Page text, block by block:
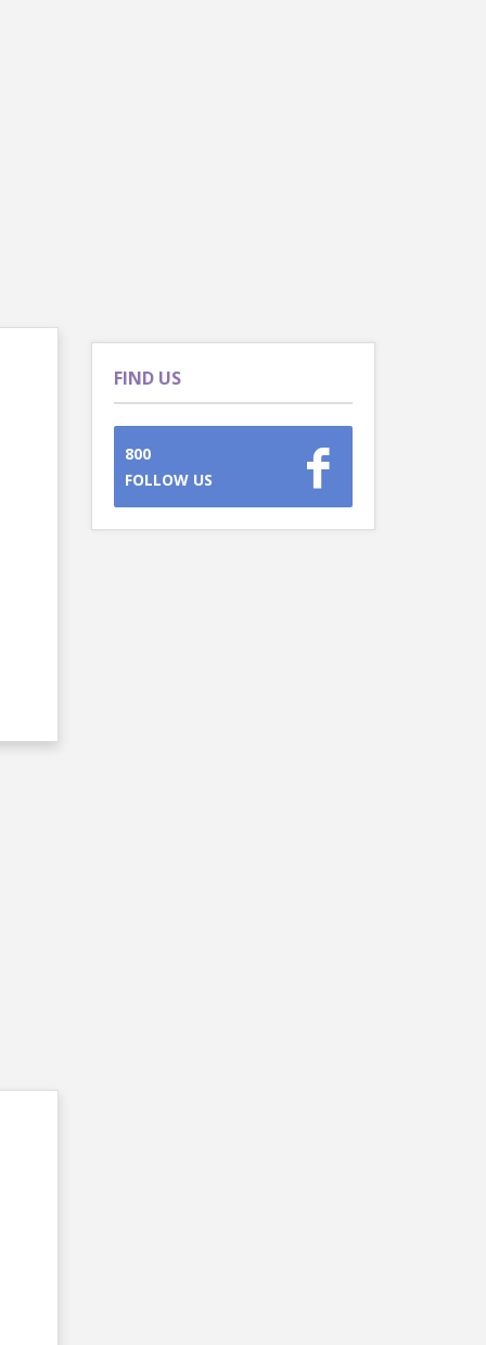
FIND US
800
FOLLOW US